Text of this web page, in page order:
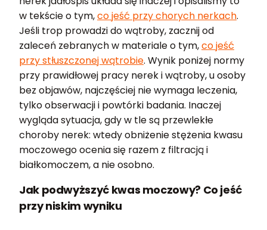
w tekście o tym,co jeść przy chorych nerkach.
Jeśli trop prowadzi do wątroby, zacznij od
zaleceń zebranych w materiale o tym,co jeść
przy stłuszczonej wątrobie. Wynik poniżej normy
przy prawidłowej pracy nerek i wątroby, u osoby
bez objawów, najczęściej nie wymaga leczenia,
tylko obserwacji i powtórki badania. Inaczej
wygląda sytuacja, gdy w tle są przewlekłe
choroby nerek: wtedy obniżenie stężenia kwasu
moczowego ocenia się razem z filtracją i
białkomoczem, a nie osobno.
Jak podwyższyć kwas moczowy? Co jeść
przy niskim wyniku